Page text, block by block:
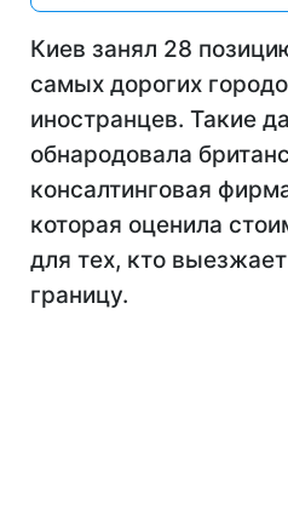
Киев занял 28
самых дорогих
иностранцев. Такие
обнародовала
консалтинговая
которая оценила
для тех, кто
границу.